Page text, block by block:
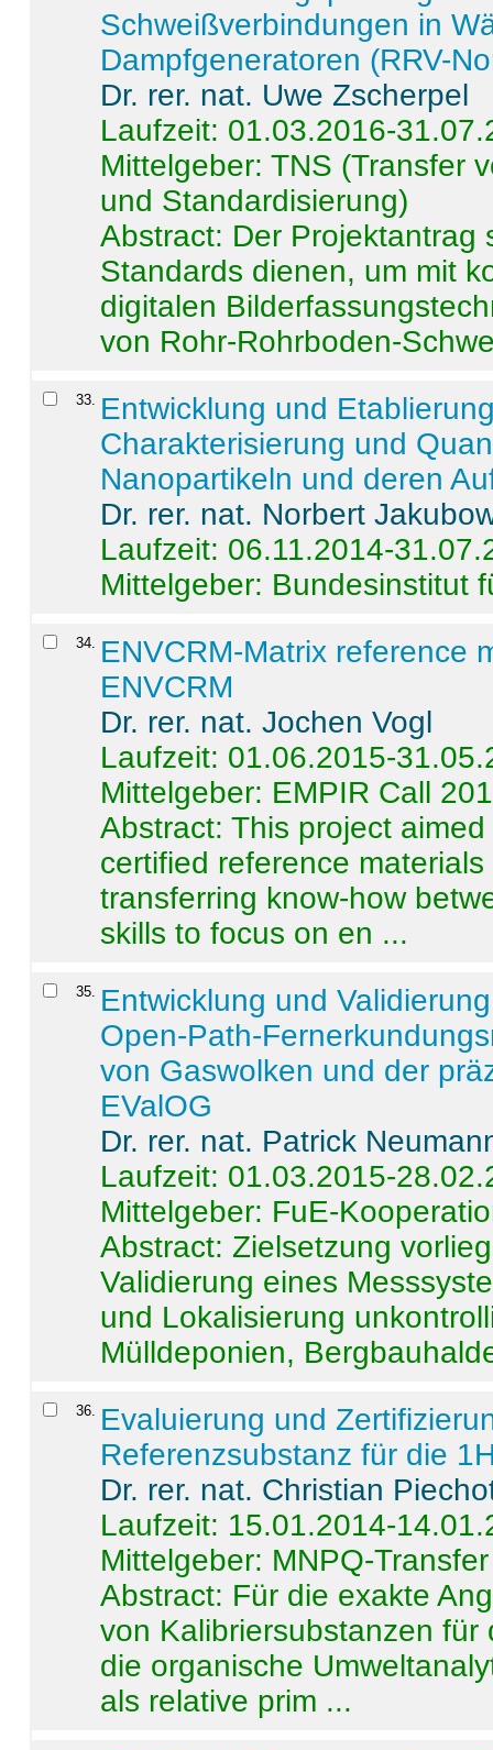
Schweißverbindungen in
Dampfgeneratoren (RRV-
Dr. rer. nat. Uwe Zscherpel
Laufzeit: 01.03.2016-
Mittelgeber: TNS (Transfer
und Standardisierung)
Abstract: Der Projektantrag
Standards dienen, um mit
digitalen
von Rohr-Rohrboden-
33. Entwicklung und
Charakterisierung und
Nanopartikeln und deren
Dr. rer. nat. Norbert
Laufzeit: 06.11.2014-
Mittelgeber: Bundesinstitut
34. ENVCRM-Matrix reference
ENVCRM
Dr. rer. nat. Jochen Vogl
Laufzeit: 01.06.2015-
Mittelgeber: EMPIR Call
Abstract:This project
certified reference
transferring know-how
skills to focus on en ...
35. Entwicklung und
Open-Path-
von Gaswolken und der
EValOG
Dr. rer. nat. Patrick
Laufzeit: 01.03.2015-
Mittelgeber: FuE-
Abstract:Zielsetzung
Validierung eines
und Lokalisierung
Mülldeponien,
36. Evaluierung und
Referenzsubstanz für die
Dr. rer. nat. Christian
Laufzeit: 15.01.2014-
Mittelgeber: MNPQ-Transfer
Abstract: Für die exakte
von Kalibriersubstanzen
die organische
als relative prim ...